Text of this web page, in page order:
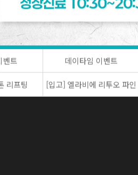
지 or 벨로테로)
299,000
엘프 귀 필러(수입) 1cc
수입 필러 (스타일에이
지 or 벨로테로)
580,000원
429,000
벤트 데이타임 이벤트
리프팅 [입고] 엘라비에 리투오 파인